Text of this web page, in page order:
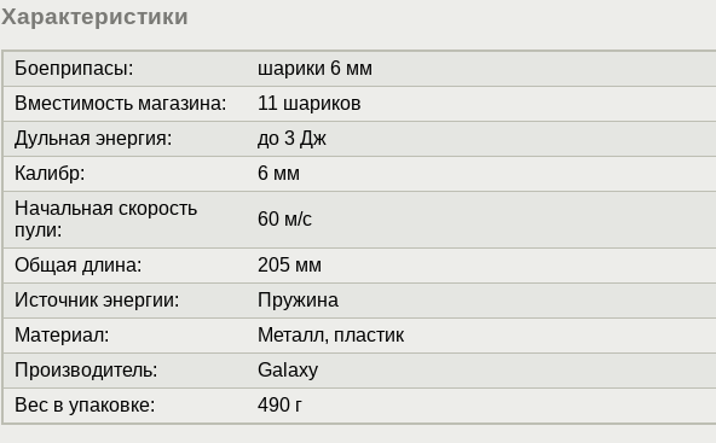
Характеристики
Боеприпасы:
шарики 6 мм
Вместимость магазина:
11 шариков
Дульная энергия:
до 3 Дж
Калибр:
6 мм
Начальная скорость
пули:
60 м/с
Общая длина:
205 мм
Источник энергии:
Пружина
Материал:
Металл, пластик
Производитель:
Galaxy
Вес в упаковке: 490 г